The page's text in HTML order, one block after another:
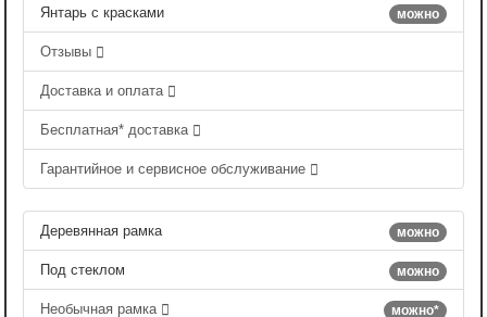
можно
Янтарь с красками
Отзывы
Доставка и оплата
Бесплатная* доставка
Гарантийное и сервисное обслуживание
можно
Деревянная рамка
можно
Под стеклом
можно*
Необычная рамка